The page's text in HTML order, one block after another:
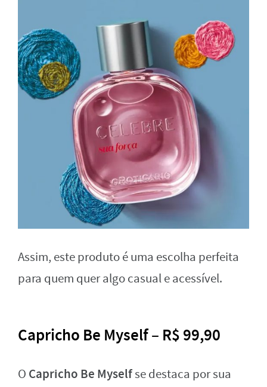
Assim, este produto é uma escolha perfeita
para quem quer algo casual e acessível.
Capricho Be Myself – R$ 99,90
O Capricho Be Myselfse destaca por sua